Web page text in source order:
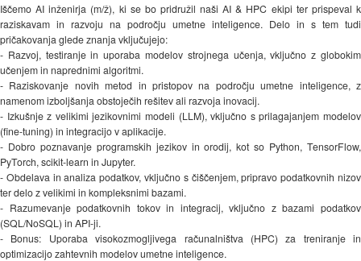
Iščemo AI inženirja (m/ž), ki se bo pridružil naši AI & HPC ekipi ter prispeval k
raziskavam in razvoju na področju umetne inteligence. Delo in s tem tudi
pričakovanja glede znanja vključujejo:
- Razvoj, testiranje in uporaba modelov strojnega učenja, vključno z globokim
učenjem in naprednimi algoritmi.
- Raziskovanje novih metod in pristopov na področju umetne inteligence, z
namenom izboljšanja obstoječih rešitev ali razvoja inovacij.
- Izkušnje z velikimi jezikovnimi modeli (LLM), vključno s prilagajanjem modelov
(fine-tuning) in integracijo v aplikacije.
- Dobro poznavanje programskih jezikov in orodij, kot so Python, TensorFlow,
PyTorch, scikit-learn in Jupyter.
- Obdelava in analiza podatkov, vključno s čiščenjem, pripravo podatkovnih nizov
ter delo z velikimi in kompleksnimi bazami.
- Razumevanje podatkovnih tokov in integracij, vključno z bazami podatkov
(SQL/NoSQL) in API-ji.
- Bonus: Uporaba visokozmogljivega računalništva (HPC) za treniranje in
optimizacijo zahtevnih modelov umetne inteligence.